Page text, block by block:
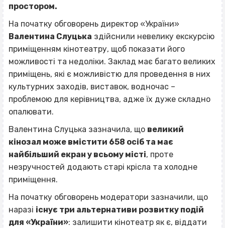
простором.
На початку обговорень директор «України»
Валентина Слуцька здійснили невелику екскурсію
приміщенням кінотеатру, щоб показати його
можливості та недоліки. Заклад має багато великих
приміщень, які є можливістю для проведення в них
культурних заходів, виставок, водночас –
проблемою для керівництва, адже їх дуже складно
опалювати.
Валентина Слуцька зазначила, що великий
кінозал може вмістити 658 осіб та має
найбільший екран у всьому місті, проте
незручностей додають старі крісла та холодне
приміщення.
На початку обговорень модератори зазначили, що
наразі існує три альтернативи розвитку подій
для «України»: залишити кінотеатр як є, віддати